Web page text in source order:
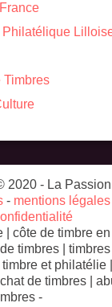
Timbres
2020 - La
- mentions légales
| côte de timbre
timbres | timbres
et philatélie
de timbres |
-